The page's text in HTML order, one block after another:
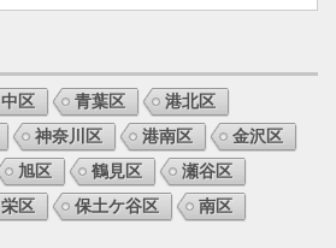
中区 青葉区
港北区
神奈川区 港南区
金沢区
旭区 鶴見区
瀬谷区
栄区 保土ケ谷区 南区